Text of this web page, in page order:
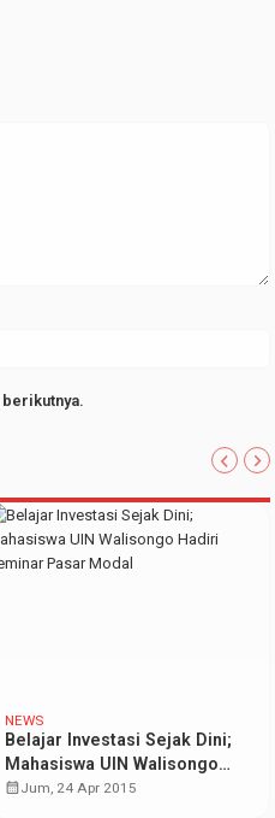
NEWS
Belajar Investasi Sejak Dini;
Mahasiswa UIN Walisongo
Hadiri Seminar Pasar Modal
calendar_monthJum, 24 Apr 2015